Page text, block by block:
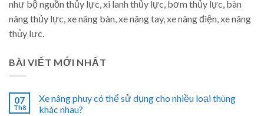
như bộ nguồn thủy lực, xi lanh thủy lực, bơm thủy lực, bàn
nâng thủy lực, xe nâng bàn, xe nâng tay, xe nâng điện, xe nâng
thủy lực.
BÀI VIẾT MỚI NHẤT
07
Th8
Xe nâng phuy có thể sử dụng cho nhiều loại thùng
khác nhau?